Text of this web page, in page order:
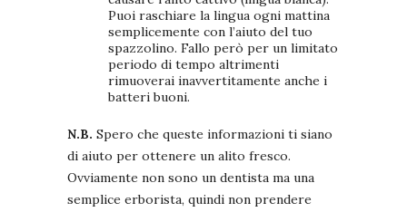
Puoi raschiare la lingua ogni mattina
semplicemente con l’aiuto del tuo
spazzolino. Fallo però per un limitato
periodo di tempo altrimenti
rimuoverai inavvertitamente anche i
batteri buoni.
N.B. Spero che queste informazioni ti siano
di aiuto per ottenere un alito fresco.
Ovviamente non sono un dentista ma una
semplice erborista, quindi non prendere